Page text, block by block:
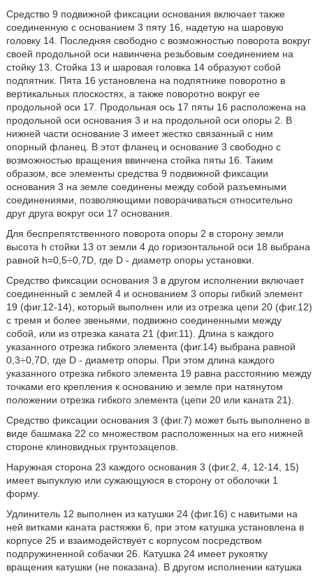
Средство 9 подвижной фиксации основания включает также
соединенную с основанием 3 пяту 16, надетую на шаровую
головку 14. Последняя свободно с возможностью поворота вокруг
своей продольной оси навинчена резьбовым соединением на
стойку 13. Стойка 13 и шаровая головка 14 образуют собой
подпятник. Пята 16 установлена на подпятнике поворотно в
вертикальных плоскостях, а также поворотно вокруг ее
продольной оси 17. Продольная ось 17 пяты 16 расположена на
продольной оси основания 3 и на продольной оси опоры 2. В
нижней части основание 3 имеет жестко связанный с ним
опорный фланец. В этот фланец и основание 3 свободно с
возможностью вращения ввинчена стойка пяты 16. Таким
образом, все элементы средства 9 подвижной фиксации
основания 3 на земле соединены между собой разъемными
соединениями, позволяющими поворачиваться относительно
друг друга вокруг оси 17 основания.
Для беспрепятственного поворота опоры 2 в сторону земли
высота h стойки 13 от земли 4 до горизонтальной оси 18 выбрана
равной h=0,5÷0,7D, где D - диаметр опоры установки.
Средство фиксации основания 3 в другом исполнении включает
соединенный с землей 4 и основанием 3 опоры гибкий элемент
19 (фиг.12-14), который выполнен или из отрезка цепи 20 (фиг.12)
с тремя и более звеньями, подвижно соединенными между
собой, или из отрезка каната 21 (фиг.11). Длина s каждого
указанного отрезка гибкого элемента (фиг.14) выбрана равной
0,3÷0,7D, где D - диаметр опоры. При этом длина каждого
указанного отрезка гибкого элемента 19 равна расстоянию между
точками его крепления к основанию и земле при натянутом
положении отрезка гибкого элемента (цепи 20 или каната 21).
Средство фиксации основания 3 (фиг.7) может быть выполнено в
виде башмака 22 со множеством расположенных на его нижней
стороне клиновидных грунтозацепов.
Наружная сторона 23 каждого основания 3 (фиг.2, 4, 12-14, 15)
имеет выпуклую или сужающуюся в сторону от оболочки 1
форму.
Удлинитель 12 выполнен из катушки 24 (фиг.16) с навитыми на
ней витками каната растяжки 6, при этом катушка установлена в
корпусе 25 и взаимодействует с корпусом посредством
подпружиненной собачки 26. Катушка 24 имеет рукоятку
вращения катушки (не показана). В другом исполнении катушка